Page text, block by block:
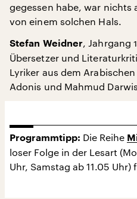
gegessen habe, war nichts
von einem solchen Hals.
Stefan Weidner, Jahrgang
Übersetzer und
Lyriker aus dem
Adonis und Mahmud
Programmtipp: Die Reihe
loser Folge in der Lesart
Uhr, Samstag ab 11.05